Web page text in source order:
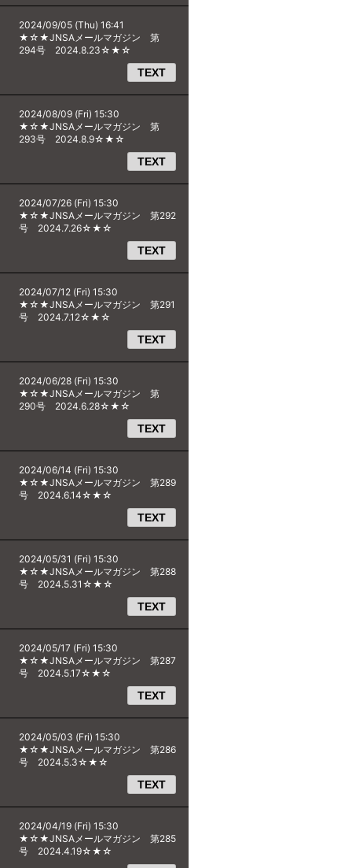
2024/09/05 (Thu) 16:41
★☆★JNSAメールマガジン 第
294号 2024.8.23☆★☆
TEXT
2024/08/09 (Fri) 15:30
★☆★JNSAメールマガジン 第
293号 2024.8.9☆★☆
TEXT
2024/07/26 (Fri) 15:30
★☆★JNSAメールマガジン 第292
号 2024.7.26☆★☆
TEXT
2024/07/12 (Fri) 15:30
★☆★JNSAメールマガジン 第291
号 2024.7.12☆★☆
TEXT
2024/06/28 (Fri) 15:30
★☆★JNSAメールマガジン 第
290号 2024.6.28☆★☆
TEXT
2024/06/14 (Fri) 15:30
★☆★JNSAメールマガジン 第289
号 2024.6.14☆★☆
TEXT
2024/05/31 (Fri) 15:30
★☆★JNSAメールマガジン 第288
号 2024.5.31☆★☆
TEXT
2024/05/17 (Fri) 15:30
★☆★JNSAメールマガジン 第287
号 2024.5.17☆★☆
TEXT
2024/05/03 (Fri) 15:30
★☆★JNSAメールマガジン 第286
号 2024.5.3☆★☆
TEXT
2024/04/19 (Fri) 15:30
★☆★JNSAメールマガジン 第285
号 2024.4.19☆★☆